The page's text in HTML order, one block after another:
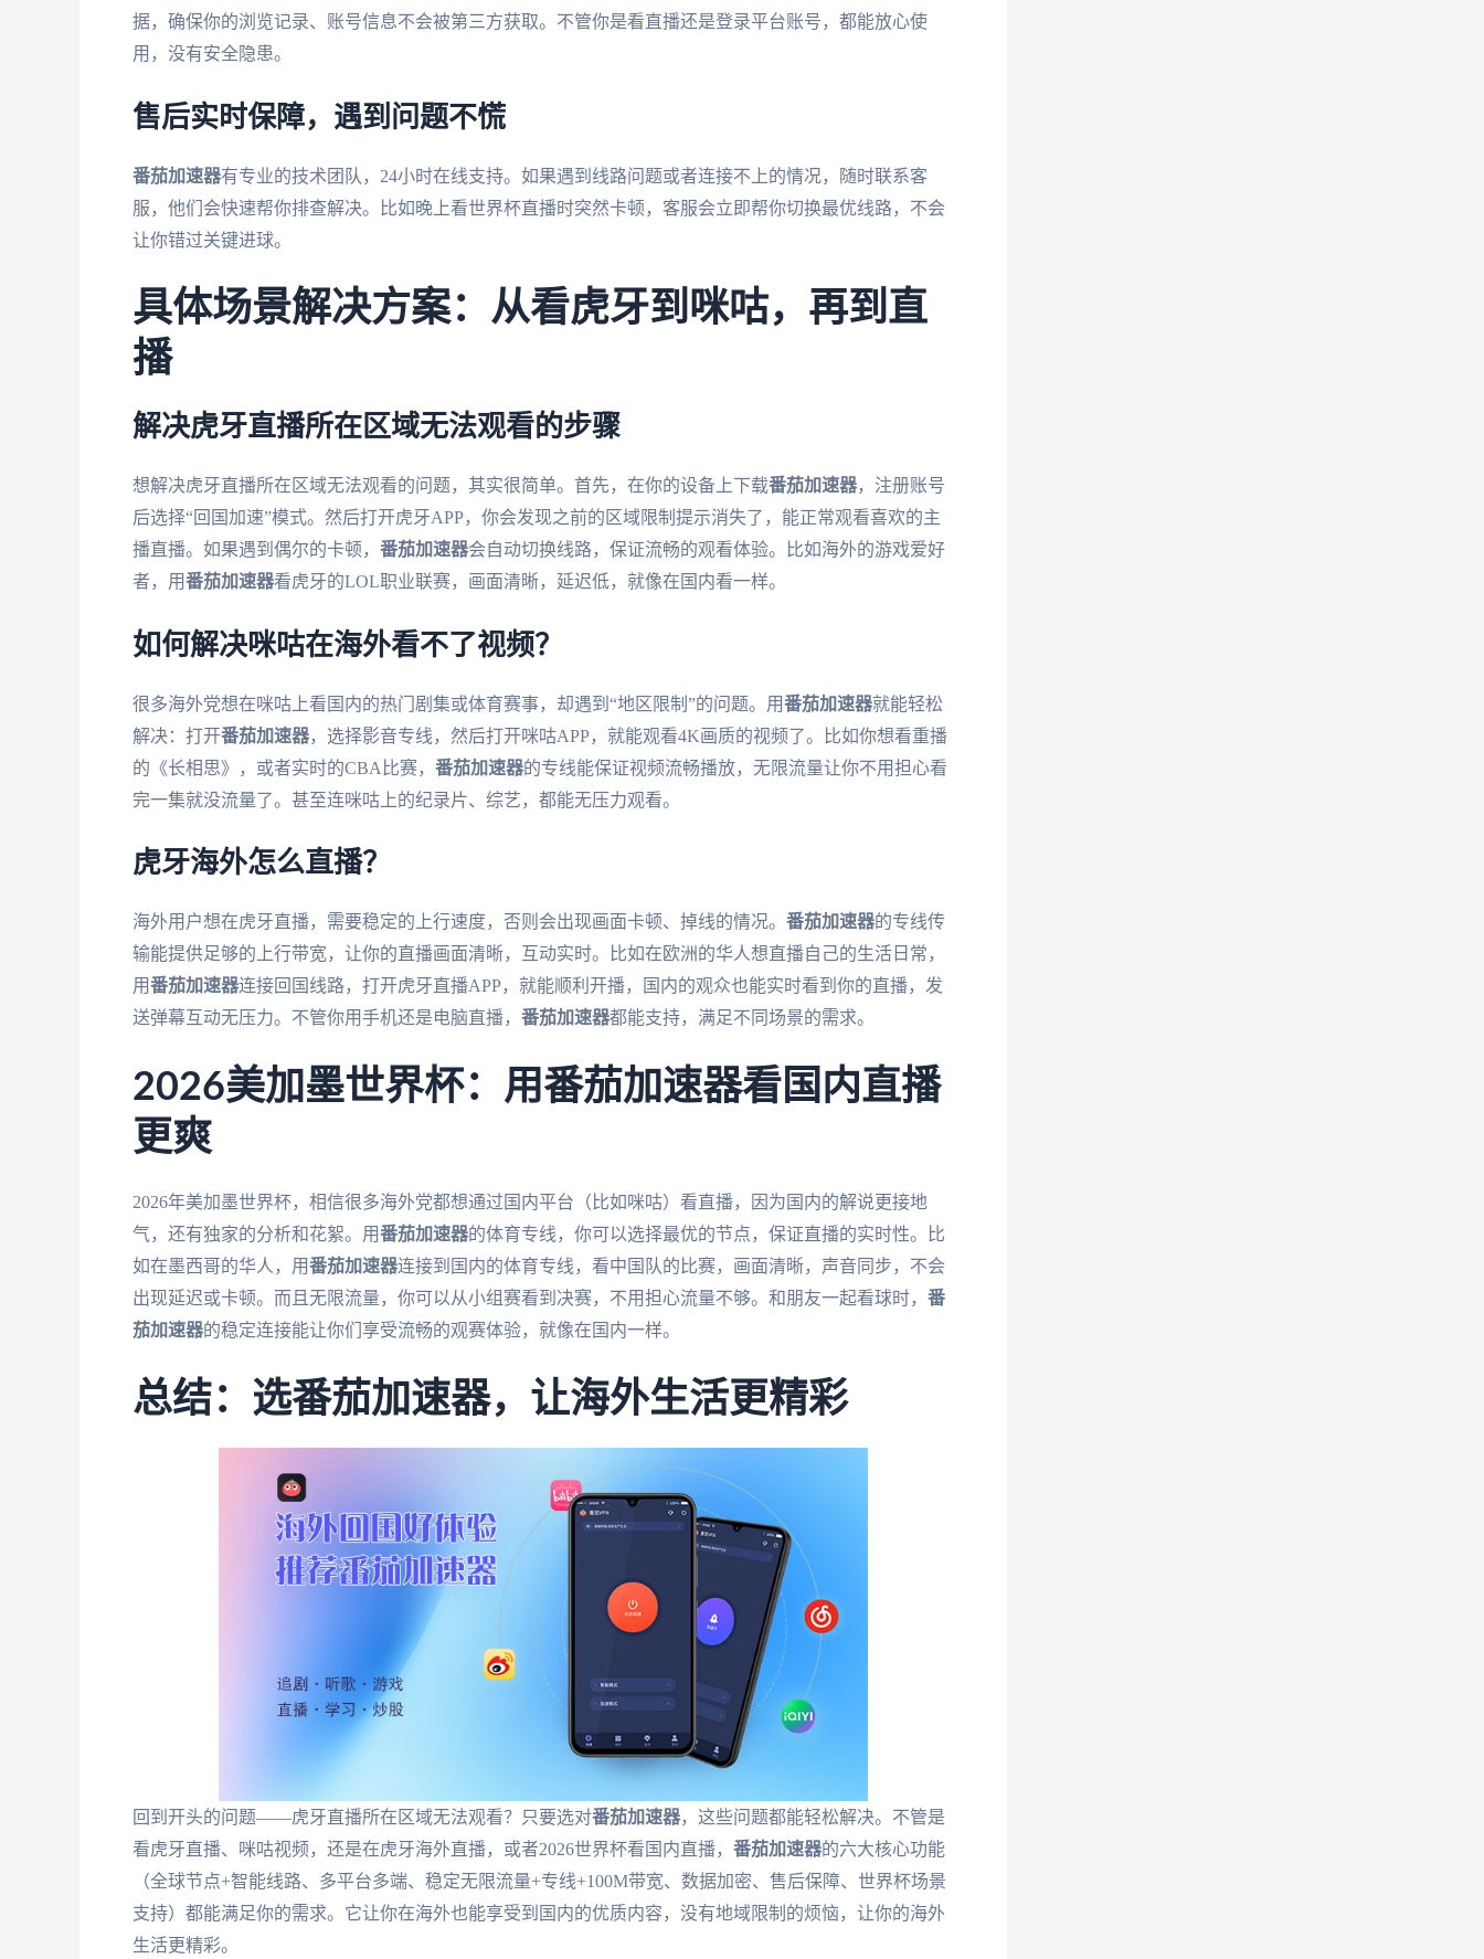
据，确保你的浏览记录、账号信息不会被第三方获取。不管你是看直播还是登录平台账号，都能放心使
用，没有安全隐患。
售后实时保障，遇到问题不慌
番茄加速器有专业的技术团队，24小时在线支持。如果遇到线路问题或者连接不上的情况，随时联系客
服，他们会快速帮你排查解决。比如晚上看世界杯直播时突然卡顿，客服会立即帮你切换最优线路，不会
让你错过关键进球。
具体场景解决方案：从看虎牙到咪咕，再到直
播
解决虎牙直播所在区域无法观看的步骤
想解决虎牙直播所在区域无法观看的问题，其实很简单。首先，在你的设备上下载番茄加速器，注册账号
后选择“回国加速”模式。然后打开虎牙APP，你会发现之前的区域限制提示消失了，能正常观看喜欢的主
播直播。如果遇到偶尔的卡顿， 番茄加速器会自动切换线路，保证流畅的观看体验。比如海外的游戏爱好
者，用番茄加速器看虎牙的LOL职业联赛，画面清晰，延迟低，就像在国内看一样。
如何解决咪咕在海外看不了视频？
很多海外党想在咪咕上看国内的热门剧集或体育赛事，却遇到“地区限制”的问题。用番茄加速器就能轻松
解决：打开番茄加速器，选择影音专线，然后打开咪咕APP，就能观看4K画质的视频了。比如你想看重播
的《长相思》，或者实时的CBA比赛， 番茄加速器的专线能保证视频流畅播放，无限流量让你不用担心看
完一集就没流量了。甚至连咪咕上的纪录片、综艺，都能无压力观看。
虎牙海外怎么直播？
海外用户想在虎牙直播，需要稳定的上行速度，否则会出现画面卡顿、掉线的情况。 番茄加速器的专线传
输能提供足够的上行带宽，让你的直播画面清晰，互动实时。比如在欧洲的华人想直播自己的生活日常，
用番茄加速器连接回国线路，打开虎牙直播APP，就能顺利开播，国内的观众也能实时看到你的直播，发
送弹幕互动无压力。不管你用手机还是电脑直播， 番茄加速器都能支持，满足不同场景的需求。
2026美加墨世界杯：用番茄加速器看国内直播
更爽
2026年美加墨世界杯，相信很多海外党都想通过国内平台（比如咪咕）看直播，因为国内的解说更接地
气，还有独家的分析和花絮。用番茄加速器的体育专线，你可以选择最优的节点，保证直播的实时性。比
如在墨西哥的华人，用番茄加速器连接到国内的体育专线，看中国队的比赛，画面清晰，声音同步，不会
出现延迟或卡顿。而且无限流量，你可以从小组赛看到决赛，不用担心流量不够。和朋友一起看球时， 番
茄加速器的稳定连接能让你们享受流畅的观赛体验，就像在国内一样。
总结：选番茄加速器，让海外生活更精彩
回到开头的问题——虎牙直播所在区域无法观看？只要选对番茄加速器，这些问题都能轻松解决。不管是
看虎牙直播、咪咕视频，还是在虎牙海外直播，或者2026世界杯看国内直播， 番茄加速器的六大核心功能
（全球节点+智能线路、多平台多端、稳定无限流量+专线+100M带宽、数据加密、售后保障、世界杯场景
支持）都能满足你的需求。它让你在海外也能享受到国内的优质内容，没有地域限制的烦恼，让你的海外
生活更精彩。